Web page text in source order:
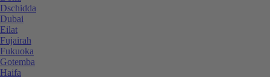
Dschidda
Dubai
Eilat
Fujairah
Fukuoka
Gotemba
Haifa